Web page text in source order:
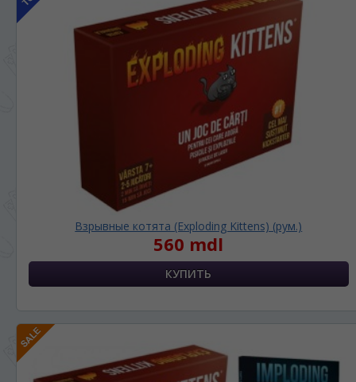
Взрывные котята (Exploding Kittens) (рум.)
560 mdl
ЯЗЫК САЙТА / LIMBA SITE-ULUI
На каком языке Вы хотите
просматривать наш сайт?
În ce limbă ați dori să vedeți site-ul nostru?
сохраним Ваш выбор языка.
Vă vom deranja doar o singură dată, apoi vă
vom salva alegerea limbii.